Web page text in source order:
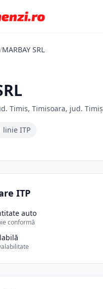
/MARBAY SRL
Timis, Timisoara, jud. Timiș
linie ITP
ITP
auto
conformă